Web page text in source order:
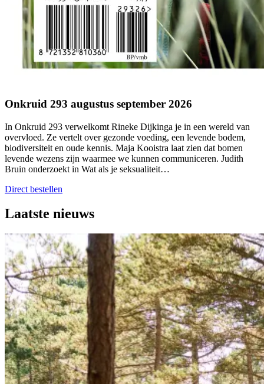
Onkruid 293 augustus september 2026
In Onkruid 293 verwelkomt Rineke Dijkinga je in een wereld van
overvloed. Ze vertelt over gezonde voeding, een levende bodem,
biodiversiteit en oude kennis. Maja Kooistra laat zien dat bomen
levende wezens zijn waarmee we kunnen communiceren. Judith
Bruin onderzoekt in Wat als je seksualiteit…
Direct bestellen
Laatste nieuws